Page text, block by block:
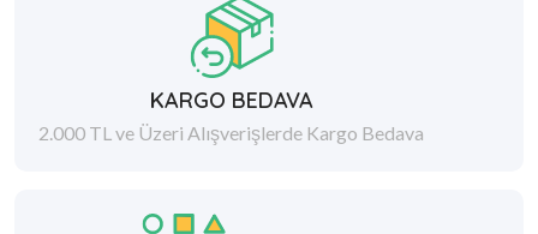
KARGO BEDAVA
2.000 TL ve Üzeri Alışverişlerde Kargo Bedava